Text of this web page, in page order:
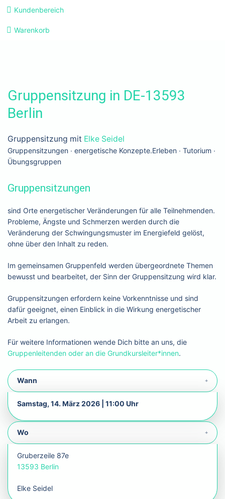
Navigation
überspringen
Kundenbereich
Warenkorb
Gruppensitzung in DE-13593
Berlin
Gruppensitzung mit Elke Seidel
Gruppensitzungen ∙ energetische Konzepte.Erleben ∙ Tutorium ∙
Übungsgruppen
Gruppensitzungen
sind Orte energetischer Veränderungen für alle Teilnehmenden.
Probleme, Ängste und Schmerzen werden durch die
Veränderung der Schwingungsmuster im Energiefeld gelöst,
ohne über den Inhalt zu reden.
Im gemeinsamen Gruppenfeld werden übergeordnete Themen
bewusst und bearbeitet, der Sinn der Gruppensitzung wird klar.
Gruppensitzungen erfordern keine Vorkenntnisse und sind
dafür geeignet, einen Einblick in die Wirkung energetischer
Arbeit zu erlangen.
Für weitere Informationen wende Dich bitte an uns, die
Gruppenleitenden oder an die Grundkursleiter*innen.
Wann
Samstag, 14. März 2026 | 11:00 Uhr
Wo
Gruberzeile 87e
13593 Berlin
Elke Seidel